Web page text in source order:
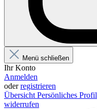
Menü schließen
Ihr Konto
Anmelden
oderregistrieren
Übersicht Persönliches Profil
widerrufen